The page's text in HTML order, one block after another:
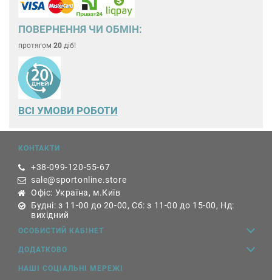
ПОВЕРНЕННЯ ЧИ ОБМІН:
протягом 20 діб!
ВСІ УМОВИ РОБОТИ
КОНТАКТИ
+38-099-120-55-67
sale@sportonline.store
Офіс: Україна, м.Київ
Будні: з 11-00 до 20-00, Сб: з 11-00 до 15-00, Нд:
вихідний
ОСОБИСТИЙ КАБІНЕТ
ДОДАТКОВО
НАШІ СОЦІАЛЬНІ МЕРЕЖІ